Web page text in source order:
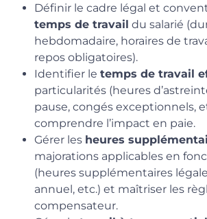
Définir le cadre légal et
temps de travail du salarié
hebdomadaire, horaires de
repos obligatoires).
Identifier le temps de travail
particularités (heures
pause, congés exceptionnels,
comprendre l’impact en paie.
Gérer les heures
majorations applicables en
(heures supplémentaires
annuel, etc.) et maîtriser les
compensateur.